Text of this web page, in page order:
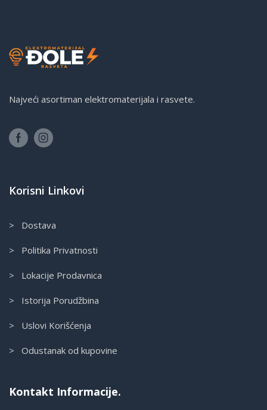
Najveći asortiman elektromaterijala i rasvete.
Korisni Linkovi
> Dostava
> Politika Privatnosti
> Lokacije Prodavnica
> Istorija Porudžbina
> Uslovi Korišćenja
> Odustanak od kupovine
Kontakt Informacije.